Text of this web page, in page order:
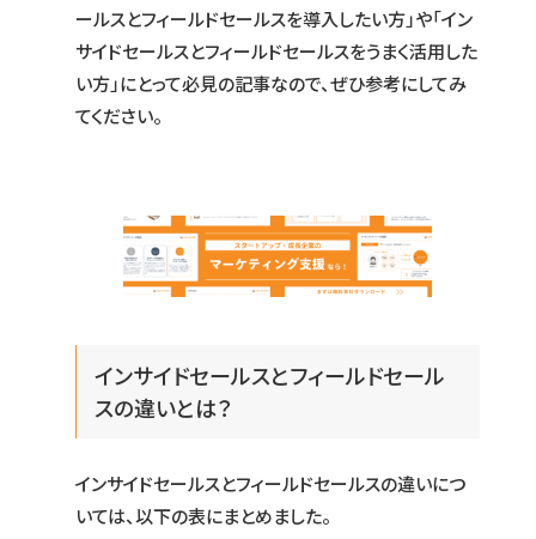
ールスとフィールドセールスを導入したい方」や「イン
サイドセールスとフィールドセールスをうまく活用した
い方」にとって必見の記事なので、ぜひ参考にしてみ
てください。
インサイドセールスとフィールドセール
スの違いとは？
インサイドセールスとフィールドセールスの違いにつ
いては、以下の表にまとめました。